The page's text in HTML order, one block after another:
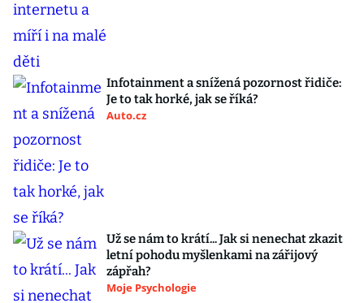
Infotainment a snížená pozornost řidiče:
Je to tak horké, jak se říká?
Auto.cz
Už se nám to krátí... Jak si nenechat zkazit
letní pohodu myšlenkami na zářijový
zápřah?
Moje Psychologie